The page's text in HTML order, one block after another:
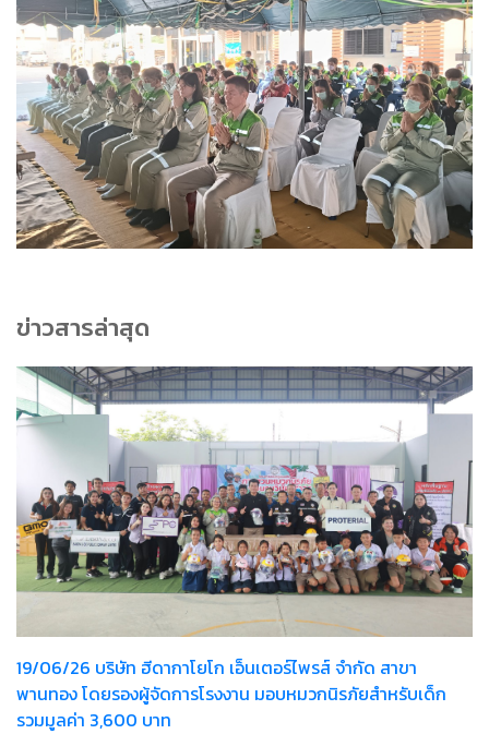
ข่าวสารล่าสุด
19/06/26 บริษัท ฮีดากาโยโก เอ็นเตอร์ไพรส์ จำกัด สาขา
พานทอง โดยรองผู้จัดการโรงงาน มอบหมวกนิรภัยสำหรับเด็ก
รวมมูลค่า 3,600 บาท